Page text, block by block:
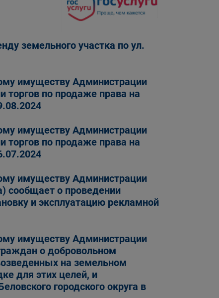
земельного участка по ул.
имуществу Администрации
торгов по продаже права на
имуществу Администрации
торгов по продаже права на
имуществу Администрации
сообщает о проведении
и эксплуатацию рекламной
имуществу Администрации
о добровольном
на земельном
для этих целей, и
городского округа в